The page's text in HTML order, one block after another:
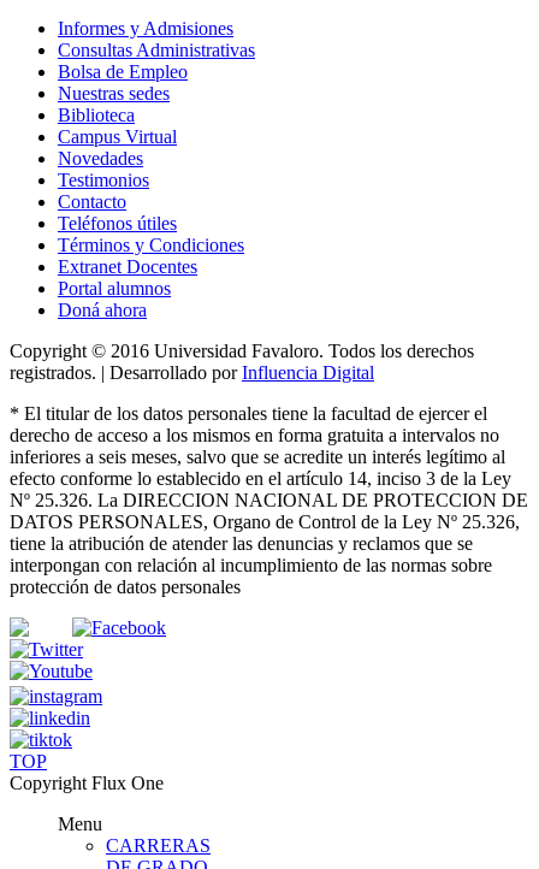
Informes y Admisiones
Consultas Administrativas
Bolsa de Empleo
Nuestras sedes
Biblioteca
Campus Virtual
Novedades
Testimonios
Contacto
Teléfonos útiles
Términos y Condiciones
Extranet Docentes
Portal alumnos
Doná ahora
Copyright © 2016 Universidad Favaloro. Todos los derechos
registrados. | Desarrollado porInfluencia Digital
* El titular de los datos personales tiene la facultad de ejercer el
derecho de acceso a los mismos en forma gratuita a intervalos no
inferiores a seis meses, salvo que se acredite un interés legítimo al
efecto conforme lo establecido en el artículo 14, inciso 3 de la Ley
Nº 25.326. La DIRECCION NACIONAL DE PROTECCION DE
DATOS PERSONALES, Organo de Control de la Ley Nº 25.326,
tiene la atribución de atender las denuncias y reclamos que se
interpongan con relación al incumplimiento de las normas sobre
protección de datos personales
TOP
Copyright Flux One
Menu
CARRERAS